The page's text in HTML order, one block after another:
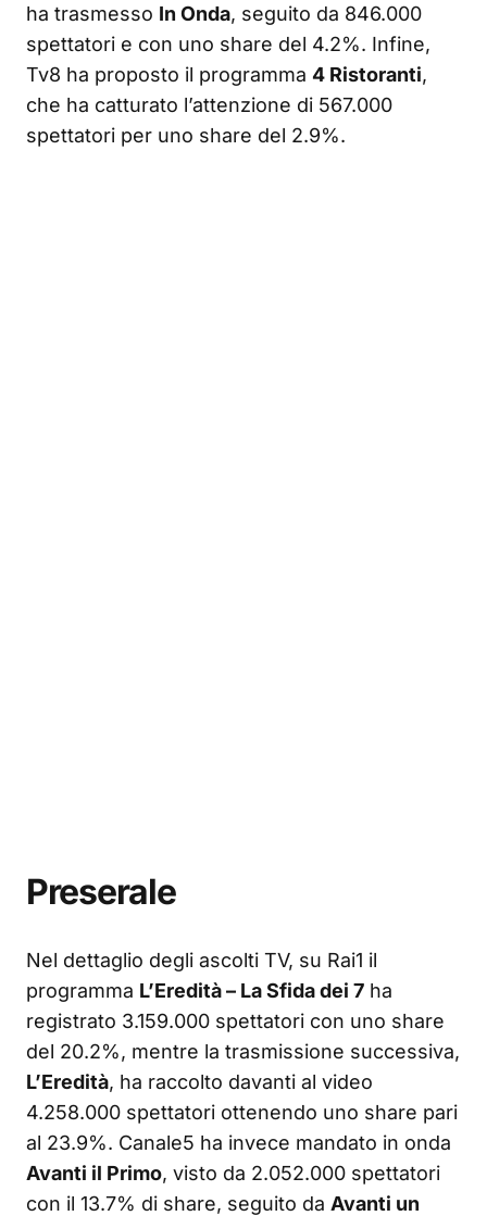
ha trasmesso In Onda, seguito da 846.000
spettatori e con uno share del 4.2%. Infine,
Tv8 ha proposto il programma 4 Ristoranti,
che ha catturato l’attenzione di 567.000
spettatori per uno share del 2.9%.
Preserale
Nel dettaglio degli ascolti TV, su Rai1 il
programma L’Eredità – La Sfida dei 7 ha
registrato 3.159.000 spettatori con uno share
del 20.2%, mentre la trasmissione successiva,
L’Eredità, ha raccolto davanti al video
4.258.000 spettatori ottenendo uno share pari
al 23.9%. Canale5 ha invece mandato in onda
Avanti il Primo, visto da 2.052.000 spettatori
con il 13.7% di share, seguito da Avanti un